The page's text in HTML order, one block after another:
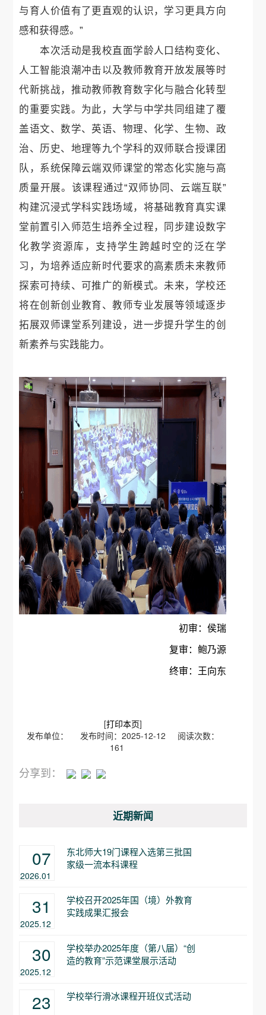
与育人价值有了更直观的认识，学习更具方向
感和获得感。”
本次活动是我校直面学龄人口结构变化、
人工智能浪潮冲击以及教师教育开放发展等时
代新挑战，推动教师教育数字化与融合化转型
的重要实践。为此，大学与中学共同组建了覆
盖语文、数学、英语、物理、化学、生物、政
治、历史、地理等九个学科的双师联合授课团
队，系统保障云端双师课堂的常态化实施与高
质量开展。该课程通过“双师协同、云端互联”
构建沉浸式学科实践场域，将基础教育真实课
堂前置引入师范生培养全过程，同步建设数字
化教学资源库，支持学生跨越时空的泛在学
习，为培养适应新时代要求的高素质未来教师
探索可持续、可推广的新模式。未来，学校还
将在创新创业教育、教师专业发展等领域逐步
拓展双师课堂系列建设，进一步提升学生的创
新素养与实践能力。
初审：侯瑞
复审：鲍乃源
终审：王向东
[打印本页]
发布单位： 发布时间：2025-12-12 阅读次数：
161
分享到：
近期新闻
07
2026.01
东北师大19门课程入选第三批国
家级一流本科课程
31
2025.12
学校召开2025年国（境）外教育
实践成果汇报会
30
2025.12
学校举办2025年度（第八届）“创
造的教育”示范课堂展示活动
23 学校举行滑冰课程开班仪式活动